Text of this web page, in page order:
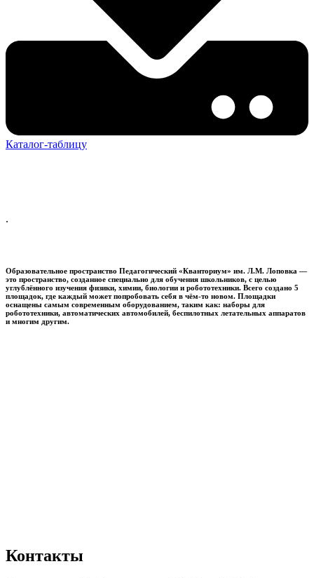
Каталог-таблицу
.
Образовательное пространство Педагогический «Кванториум» им. Л.М. Лоповка —
это пространство, созданное специально для обучения школьников, с целью
углублённого изучения физики, химии, биологии и робототехники. Всего создано 5
площадок, где каждый может попробовать себя в чём-то новом. Площадки
оснащены самым современным оборудованием, таким как: наборы для
робототехники, автоматических автомобилей, беспилотных летательных аппаратов
и многим другим.
Контакты